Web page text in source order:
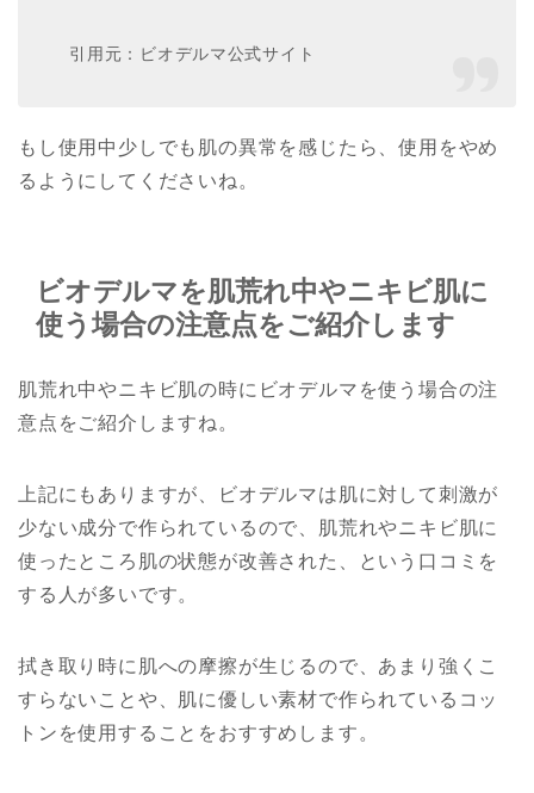
引用元：ビオデルマ公式サイト
もし使用中少しでも肌の異常を感じたら、使用をやめ
るようにしてくださいね。
ビオデルマを肌荒れ中やニキビ肌に
使う場合の注意点をご紹介します
肌荒れ中やニキビ肌の時にビオデルマを使う場合の注
意点をご紹介しますね。
上記にもありますが、ビオデルマは肌に対して刺激が
少ない成分で作られているので、肌荒れやニキビ肌に
使ったところ肌の状態が改善された、という口コミを
する人が多いです。
拭き取り時に肌への摩擦が生じるので、あまり強くこ
すらないことや、肌に優しい素材で作られているコッ
トンを使用することをおすすめします。